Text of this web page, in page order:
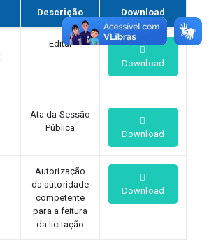
Descrição Download
Edital
Download
Ata da Sessão
Pública
Download
Autorização
da autoridade
competente
para a feitura
da licitação
Download